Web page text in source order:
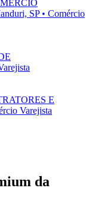
SP • Comércio
E
Varejista
da